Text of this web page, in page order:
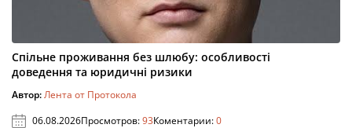
Спільне проживання без шлюбу: особливості
доведення та юридичні ризики
Автор:Лента от Протокола
06.08.2026Просмотров:93Коментарии:0